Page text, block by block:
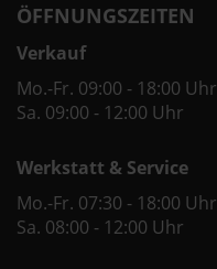
ÖFFNUNGSZEITEN
Verkauf
Mo.-Fr. 09:00 - 18:00 Uhr
Sa. 09:00 - 12:00 Uhr
Werkstatt & Service
Mo.-Fr. 07:30 - 18:00 Uhr
Sa. 08:00 - 12:00 Uhr